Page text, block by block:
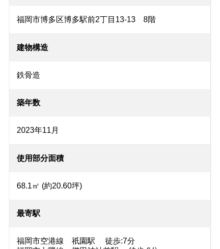
福岡市博多区博多駅前2丁目13-13 8階
建物構造
鉄骨造
築年数
2023年11月
使用部分面積
68.1㎡ (約20.60坪)
最寄駅
福岡市空港線 祇園駅 徒歩:7分